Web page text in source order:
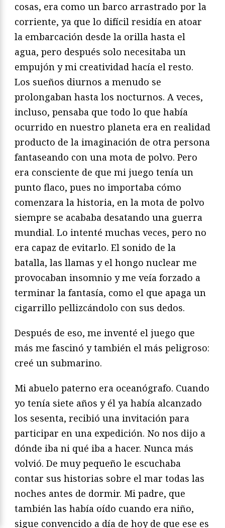
cosas, era como un barco arrastrado por la
corriente, ya que lo difícil residía en atoar
la embarcación desde la orilla hasta el
agua, pero después solo necesitaba un
empujón y mi creatividad hacía el resto.
Los sueños diurnos a menudo se
prolongaban hasta los nocturnos. A veces,
incluso, pensaba que todo lo que había
ocurrido en nuestro planeta era en realidad
producto de la imaginación de otra persona
fantaseando con una mota de polvo. Pero
era consciente de que mi juego tenía un
punto flaco, pues no importaba cómo
comenzara la historia, en la mota de polvo
siempre se acababa desatando una guerra
mundial. Lo intenté muchas veces, pero no
era capaz de evitarlo. El sonido de la
batalla, las llamas y el hongo nuclear me
provocaban insomnio y me veía forzado a
terminar la fantasía, como el que apaga un
cigarrillo pellizcándolo con sus dedos.
Después de eso, me inventé el juego que
más me fascinó y también el más peligroso:
creé un submarino.
Mi abuelo paterno era oceanógrafo. Cuando
yo tenía siete años y él ya había alcanzado
los sesenta, recibió una invitación para
participar en una expedición. No nos dijo a
dónde iba ni qué iba a hacer. Nunca más
volvió. De muy pequeño le escuchaba
contar sus historias sobre el mar todas las
noches antes de dormir. Mi padre, que
también las había oído cuando era niño,
sigue convencido a día de hoy de que ese es